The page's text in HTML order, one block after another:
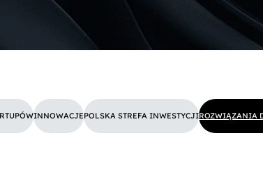
INNOWACJEPOLSKA STREFA INWESTYCJIROZWIĄZANIA